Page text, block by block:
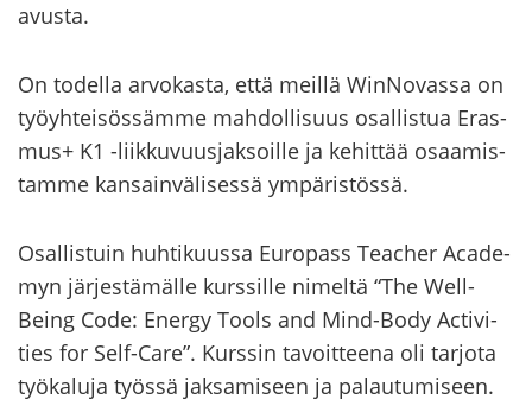
avus­ta.
On to­del­la ar­vo­kas­ta, että meil­lä WinNovassa on
työyh­tei­sös­säm­me mah­dol­li­suus osal­lis­tua Eras­
mus+ K1 -​liikkuvuusjaksoille ja ke­hit­tää osaa­mis­
tam­me kan­sain­vä­li­ses­sä ym­pä­ris­tös­sä.
Osal­lis­tuin huh­ti­kuus­sa Eu­ro­pass Teac­her Aca­de­
myn jär­jes­tä­mäl­le kurs­sil­le ni­mel­tä “The Well-​
Being Code: Ener­gy Tools and Mind-​Body Ac­ti­vi­
ties for Self-​Care”. Kurs­sin ta­voit­tee­na oli tar­jo­ta
työ­ka­lu­ja työs­sä jak­sa­mi­seen ja pa­lau­tu­mi­seen.